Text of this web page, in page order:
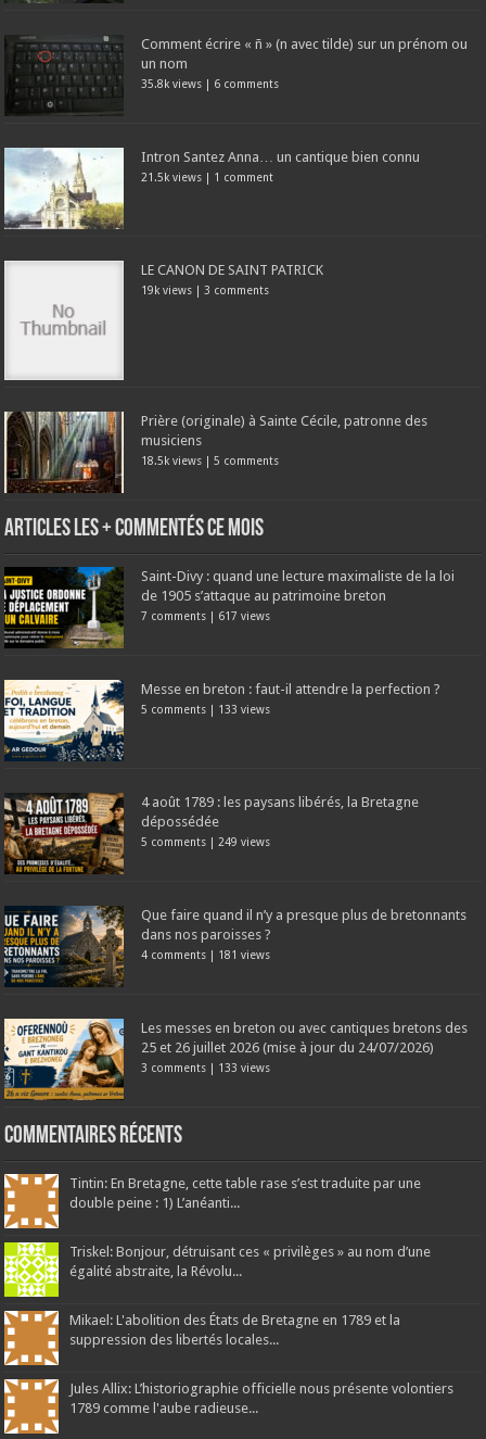
Comment écrire « ñ » (n avec tilde) sur un prénom ou
un nom
35.8k views | 6 comments
Intron Santez Anna… un cantique bien connu
21.5k views | 1 comment
LE CANON DE SAINT PATRICK
19k views | 3 comments
Prière (originale) à Sainte Cécile, patronne des
musiciens
18.5k views |5 comments
Articles les + commentés ce mois
Saint-Divy : quand une lecture maximaliste de la loi
de 1905 s’attaque au patrimoine breton
7 comments | 617 views
Messe en breton : faut-il attendre la perfection ?
5 comments | 133 views
4 août 1789 : les paysans libérés, la Bretagne
dépossédée
5 comments | 249 views
Que faire quand il n’y a presque plus de bretonnants
dans nos paroisses ?
4 comments | 181 views
Les messes en breton ou avec cantiques bretons des
25 et 26 juillet 2026 (mise à jour du 24/07/2026)
3 comments | 133 views
Commentaires récents
Tintin: En Bretagne, cette table rase s’est traduite par une
double peine : 1) L’anéanti...
Triskel: Bonjour, détruisant ces « privilèges » au nom d’une
égalité abstraite, la Révolu...
Mikael: L'abolition des États de Bretagne en 1789 et la
suppression des libertés locales...
Jules Allix: L’historiographie officielle nous présente volontiers
1789 comme l'aube radieuse...